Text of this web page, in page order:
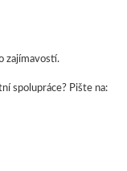
zajímavostí.
spolupráce? Pište na: